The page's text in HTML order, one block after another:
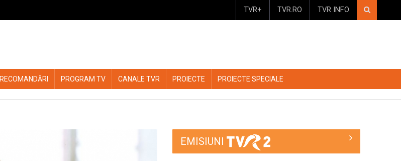
TVR+ TVR.RO TVR INFO
RECOMANDĂRI PROGRAM TV CANALE TVR PROIECTE PROIECTE SPECIALE
EMISIUNI